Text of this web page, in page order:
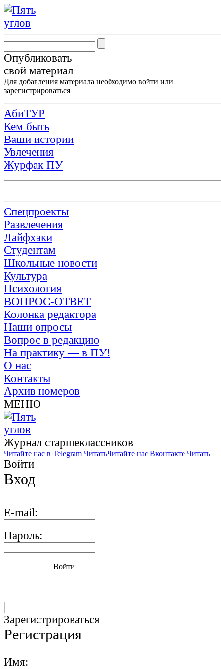
Опубликовать
свой материал
Для добавления материала необходимо войти или
зарегистрироваться
АбиТУР
Кем быть
Ваши истории
Увлечения
Журфак ПУ
Спецпроекты
Развлечения
Лайфхаки
Студентам
Школьные новости
Культура
Психология
ВОПРОС-ОТВЕТ
Колонка редактора
Наши опросы
Вопрос в редакцию
На практику — в ПУ!
О нас
Контакты
Архив номеров
МЕНЮ
Журнал старшекласcников
Читайте нас в Telegram ЧитатьЧитайте нас Вконтакте Читать
Войти
Вход
E-mail:
Пароль:
Войти
|
Зарегистрироваться
Регистрация
Имя: